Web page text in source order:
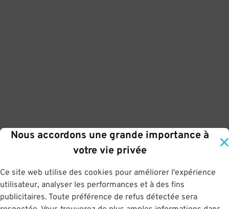
Nous accordons une grande importance à
votre vie privée
Ce site web utilise des cookies pour améliorer l'expérience
utilisateur, analyser les performances et à des fins
publicitaires. Toute préférence de refus détectée sera